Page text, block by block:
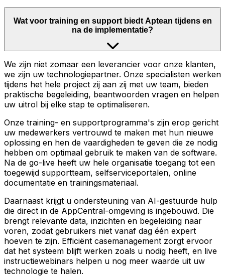
Wat voor training en support biedt Aptean tijdens en
na de implementatie?
We zijn niet zomaar een leverancier voor onze klanten,
we zijn uw technologiepartner. Onze specialisten werken
tijdens het hele project zij aan zij met uw team, bieden
praktische begeleiding, beantwoorden vragen en helpen
uw uitrol bij elke stap te optimaliseren.
Onze training- en supportprogramma's zijn erop gericht
uw medewerkers vertrouwd te maken met hun nieuwe
oplossing en hen de vaardigheden te geven die ze nodig
hebben om optimaal gebruik te maken van de software.
Na de go-live heeft uw hele organisatie toegang tot een
toegewijd supportteam, selfserviceportalen, online
documentatie en trainingsmateriaal.
Daarnaast krijgt u ondersteuning van AI-gestuurde hulp
die direct in de AppCentral-omgeving is ingebouwd. Die
brengt relevante data, inzichten en begeleiding naar
voren, zodat gebruikers niet vanaf dag één expert
hoeven te zijn. Efficiënt casemanagement zorgt ervoor
dat het systeem blijft werken zoals u nodig heeft, en live
instructiewebinars helpen u nog meer waarde uit uw
technologie te halen.